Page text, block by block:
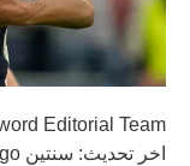
Editorial Team
اخر تحديث: سنتين ago